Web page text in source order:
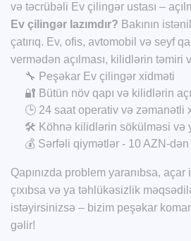
və təcrübəli Ev çilingər ustası –
Ev çilingər lazımdır? Bakının
çatırıq. Ev, ofis, avtomobil və seyf
vermədən açılması, kilidlərin təmiri
🔧 Peşəkar Ev çilingər xidməti
🔐 Bütün növ qapı və kilidlərin
🕒 24 saat operativ və zəmanətli
🛠️ Köhnə kilidlərin sökülməsi və
💰 Sərfəli qiymətlər - 10 AZN-
Qapınızda problem yaranıbsa,
çıxıbsa və ya təhlükəsizlik
istəyirsinizsə – bizim peşəkar
gəlir!